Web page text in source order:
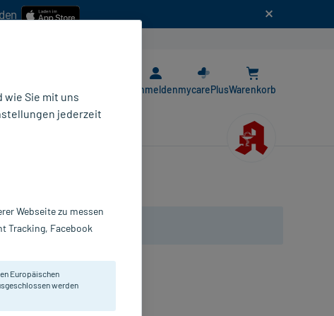
AnmeldenmycarePlusWarenkorb
Entzündungen des Auges.
Augentropfen
wie Sie mit uns
jederzeit
Webseite zu messen
Tracking, Facebook
Europäischen
werden